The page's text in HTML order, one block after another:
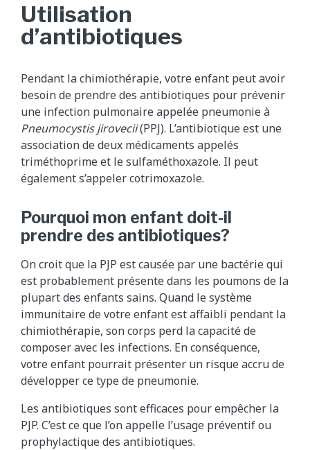
Utilisation
d’antibiotiques
Pendant la chimiothérapie, votre enfant peut avoir
besoin de prendre des antibiotiques pour prévenir
une infection pulmonaire appelée pneumonie à
Pneumocystis jirovecii(PPJ). L’antibiotique est une
association de deux médicaments appelés
triméthoprime et le sulfaméthoxazole. Il peut
également s’appeler cotrimoxazole.
Pourquoi mon enfant doit-il
prendre des antibiotiques?
On croit que la PJP est causée par une bactérie qui
est probablement présente dans les poumons de la
plupart des enfants sains. Quand le système
immunitaire de votre enfant est affaibli pendant la
chimiothérapie, son corps perd la capacité de
composer avec les infections. En conséquence,
votre enfant pourrait présenter un risque accru de
développer ce type de pneumonie.
Les antibiotiques sont efficaces pour empêcher la
PJP. C’est ce que l’on appelle l’usage préventif ou
prophylactique des antibiotiques.